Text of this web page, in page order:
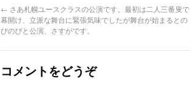
← さあ札幌ユースクラスの公演です。最初は二人三番叟で
幕開け、立派な舞台に緊張気味でしたが舞台が始まるとの
びのびと公演、さすがです。
コメントをどうぞ